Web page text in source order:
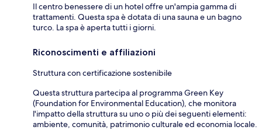
Il centro benessere di un hotel offre un'ampia gamma di
trattamenti. Questa spa è dotata di una sauna e un bagno
turco. La spa è aperta tutti i giorni.
Riconoscimenti e affiliazioni
Struttura con certificazione sostenibile
Questa struttura partecipa al programma Green Key
(Foundation for Environmental Education), che monitora
l'impatto della struttura su uno o più dei seguenti elementi:
ambiente, comunità, patrimonio culturale ed economia locale.